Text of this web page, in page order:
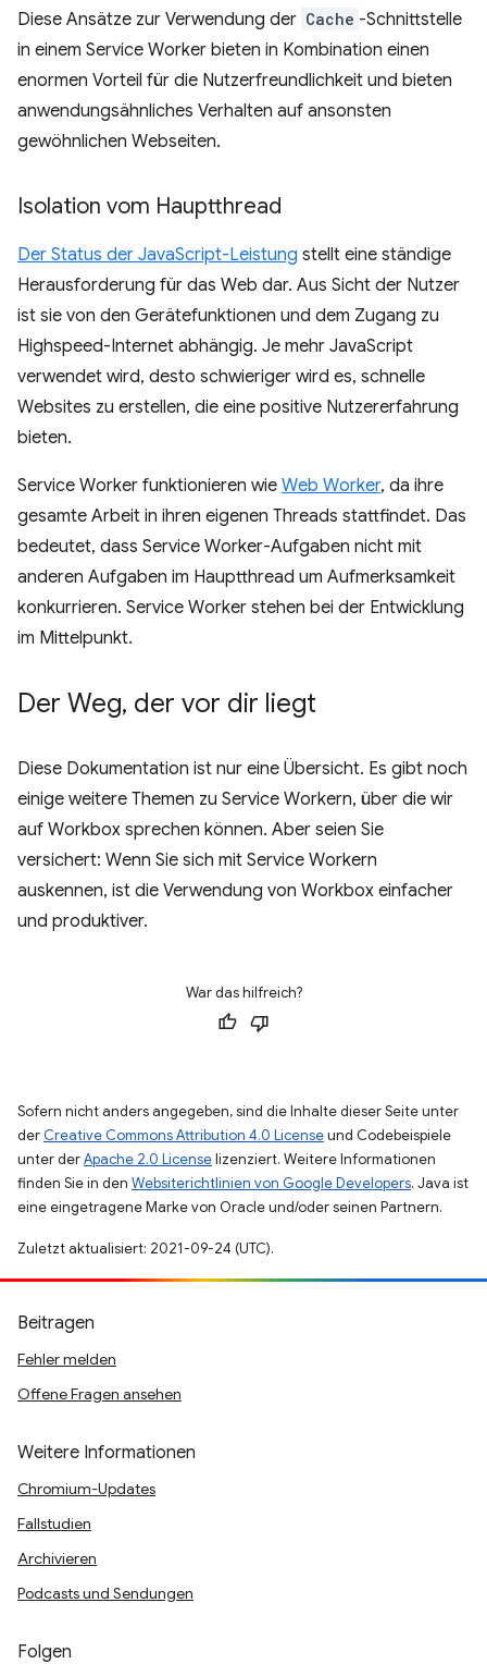
Diese Ansätze zur Verwendung der Cache -Schnittstelle
in einem Service Worker bieten in Kombination einen
enormen Vorteil für die Nutzerfreundlichkeit und bieten
anwendungsähnliches Verhalten auf ansonsten
gewöhnlichen Webseiten.
Isolation vom Hauptthread
Der Status der JavaScript-Leistung stellt eine ständige
Herausforderung für das Web dar. Aus Sicht der Nutzer
ist sie von den Gerätefunktionen und dem Zugang zu
Highspeed-Internet abhängig. Je mehr JavaScript
verwendet wird, desto schwieriger wird es, schnelle
Websites zu erstellen, die eine positive Nutzererfahrung
bieten.
Service Worker funktionieren wie Web Worker, da ihre
gesamte Arbeit in ihren eigenen Threads stattfindet. Das
bedeutet, dass Service Worker-Aufgaben nicht mit
anderen Aufgaben im Hauptthread um Aufmerksamkeit
konkurrieren. Service Worker stehen bei der Entwicklung
im Mittelpunkt.
Der Weg, der vor dir liegt
Diese Dokumentation ist nur eine Übersicht. Es gibt noch
einige weitere Themen zu Service Workern, über die wir
auf Workbox sprechen können. Aber seien Sie
versichert: Wenn Sie sich mit Service Workern
auskennen, ist die Verwendung von Workbox einfacher
und produktiver.
War das hilfreich?
Sofern nicht anders angegeben, sind die Inhalte dieser Seite unter
der Creative Commons Attribution 4.0 Licenseund Codebeispiele
unter derApache 2.0 Licenselizenziert. Weitere Informationen
finden Sie in den Websiterichtlinien von Google Developers. Java ist
eine eingetragene Marke von Oracle und/oder seinen Partnern.
Zuletzt aktualisiert: 2021-09-24 (UTC).
Beitragen
Fehler melden
Offene Fragen ansehen
Weitere Informationen
Chromium-Updates
Fallstudien
Archivieren
Podcasts und Sendungen
Folgen